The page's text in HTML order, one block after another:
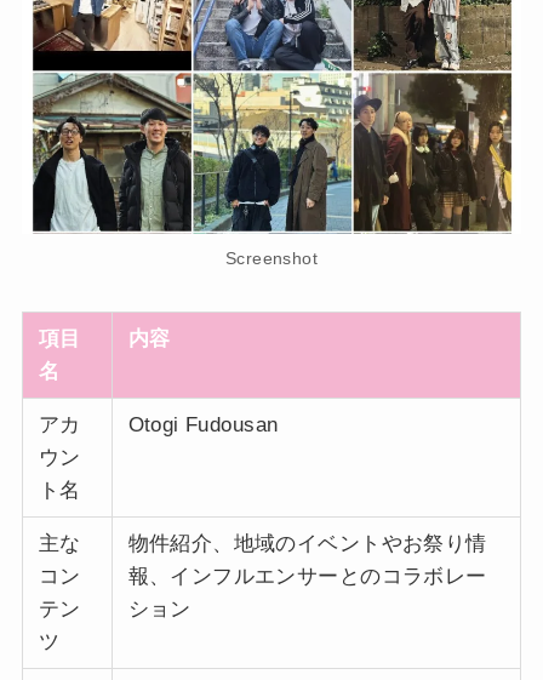
Screenshot
項目
名
内容
アカ
ウン
ト名
Otogi Fudousan
主な
コン
テン
ツ
物件紹介、地域のイベントやお祭り情
報、インフルエンサーとのコラボレー
ション